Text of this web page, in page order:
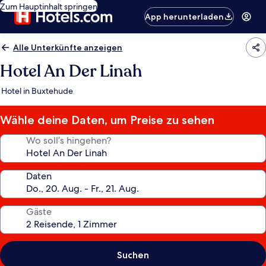
Zum Hauptinhalt springen
App herunterladen
Alle Unterkünfte anzeigen
Hotel An Der Linah
Hotel in Buxtehude
Wähle deine Daten, um Preise zu sehen
Wo soll’s hingehen?
Daten
Gäste
Suchen